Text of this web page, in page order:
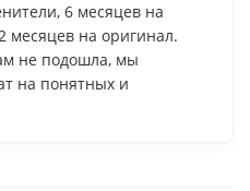
6 месяцев на
месяцев на оригинал.
не подошла, мы
на понятных и